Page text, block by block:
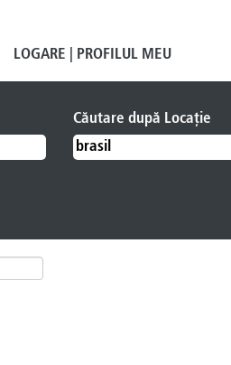
LOGARE | PROFILUL MEU
Căutare după Locație